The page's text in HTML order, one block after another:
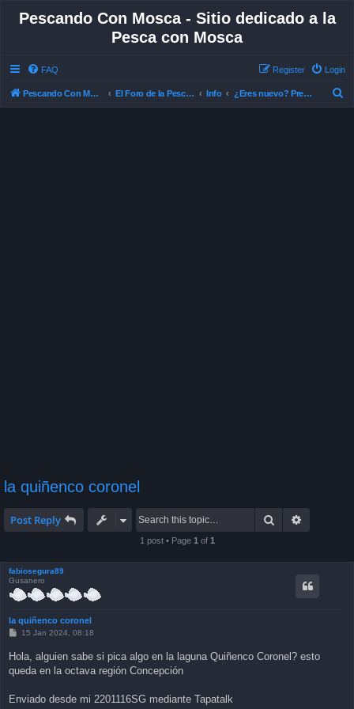
Pescando Con Mosca - Sitio dedicado a la
Pesca con Mosca
FAQ Login
Register
Pescando Con Mosca El Foro de la Pesca con Mosca en Chile Info ¿Eres nuevo? Preséntate aquí.
la quiñenco coronel
Post Reply Search
1 post • Page 1 of 1
fabiosegura89
Gusanero
la quiñenco coronel
P
t
15 Jan 2024, 08:18
Hola, alguien sabe si pica algo en la laguna Quiñenco Coronel? esto
queda en la octava región Concepción
Enviado desde mi 2201116SG mediante Tapatalk